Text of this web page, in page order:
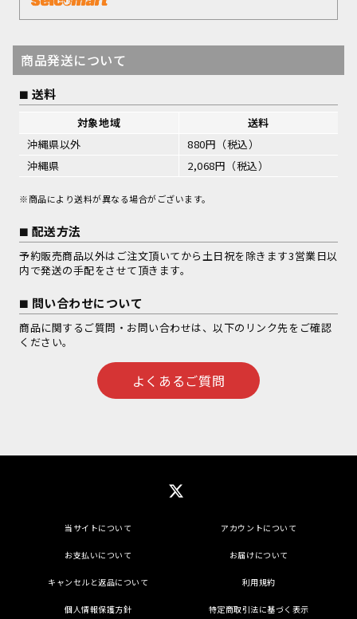
商品発送について
送料
対象地域
送料
沖縄県以外
880円（税込）
沖縄県
2,068円（税込）
※商品により送料が異なる場合がございます。
配送方法
予約販売商品以外はご注文頂いてから土日祝を除きます3営業日以
内で発送の手配をさせて頂きます。
問い合わせについて
商品に関するご質問・お問い合わせは、以下のリンク先をご確認
ください。
よくあるご質問
当サイトについて アカウントについて
お支払いについて お届けについて
キャンセルと返品について 利用規約
個人情報保護方針 特定商取引法に基づく表示